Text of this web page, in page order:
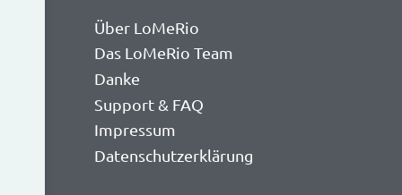
Über LoMeRio
Das LoMeRio Team
Danke
Support & FAQ
Impressum
Datenschutzerklärung